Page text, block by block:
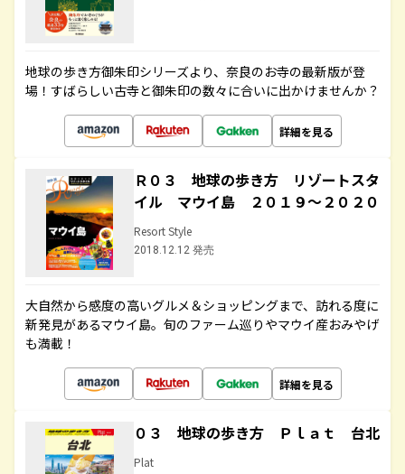
地球の歩き方御朱印シリーズより、奈良のお寺の最新版が登
場！すばらしい古寺と御朱印の数々に合いに出かけませんか？
詳細を見る
Ｒ０３ 地球の歩き方 リゾートスタ
イル マウイ島 ２０１９～２０２０
Resort Style
2018.12.12 発売
大自然から感度の高いグルメ＆ショッピングまで、訪れる度に
新発見があるマウイ島。旬のファーム巡りやマウイ産おみやげ
も満載！
詳細を見る
０３ 地球の歩き方 Ｐｌａｔ 台北
Plat